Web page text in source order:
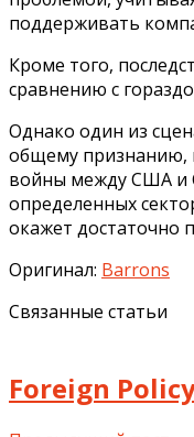
поддерживать
Кроме того,
сравнению с
Однако один из
общему признанию,
войны между США и
определенных
окажет достаточно
Оригинал: Barrons
Связанные статьи
Foreign